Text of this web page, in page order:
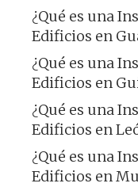
¿Qué es una
Edificios en
¿Qué es una
Edificios en
¿Qué es una
Edificios en
¿Qué es una
Edificios en